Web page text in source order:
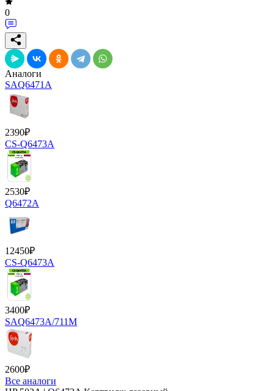
0
Аналоги
SAQ6471A
2390₽
CS-Q6473A
2530₽
Q6472A
12450₽
CS-Q6473A
3400₽
SAQ6473A/711M
2600₽
Все аналоги